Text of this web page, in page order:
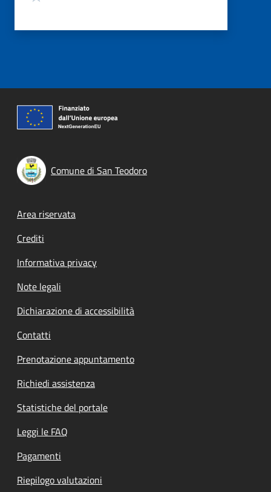
Comune di San Teodoro
Footer menu
Area riservata
Crediti
Informativa privacy
Note legali
Dichiarazione di accessibilità
Contatti
Prenotazione appuntamento
Richiedi assistenza
Statistiche del portale
Leggi le FAQ
Pagamenti
Riepilogo valutazioni